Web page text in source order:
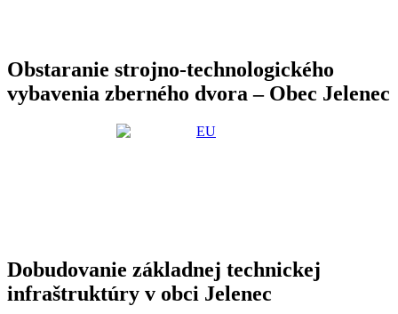
Obstaranie strojno-technologického
vybavenia zberného dvora – Obec Jelenec
Dobudovanie základnej technickej
infraštruktúry v obci Jelenec